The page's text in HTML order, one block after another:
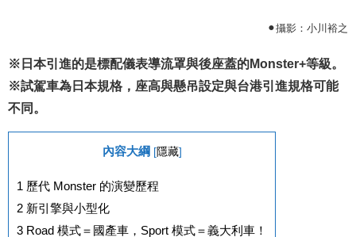
⚫︎攝影：小川裕之
※日本引進的是標配儀表導流罩與後座蓋的Monster+等級。
※試駕車為日本規格，座高與懸吊設定與台港引進規格可能
不同。
內容大綱 [隱藏]
1 歷代 Monster 的演變歷程
2 新引擎與小型化
3 Road 模式＝國產車，Sport 模式＝義大利車！